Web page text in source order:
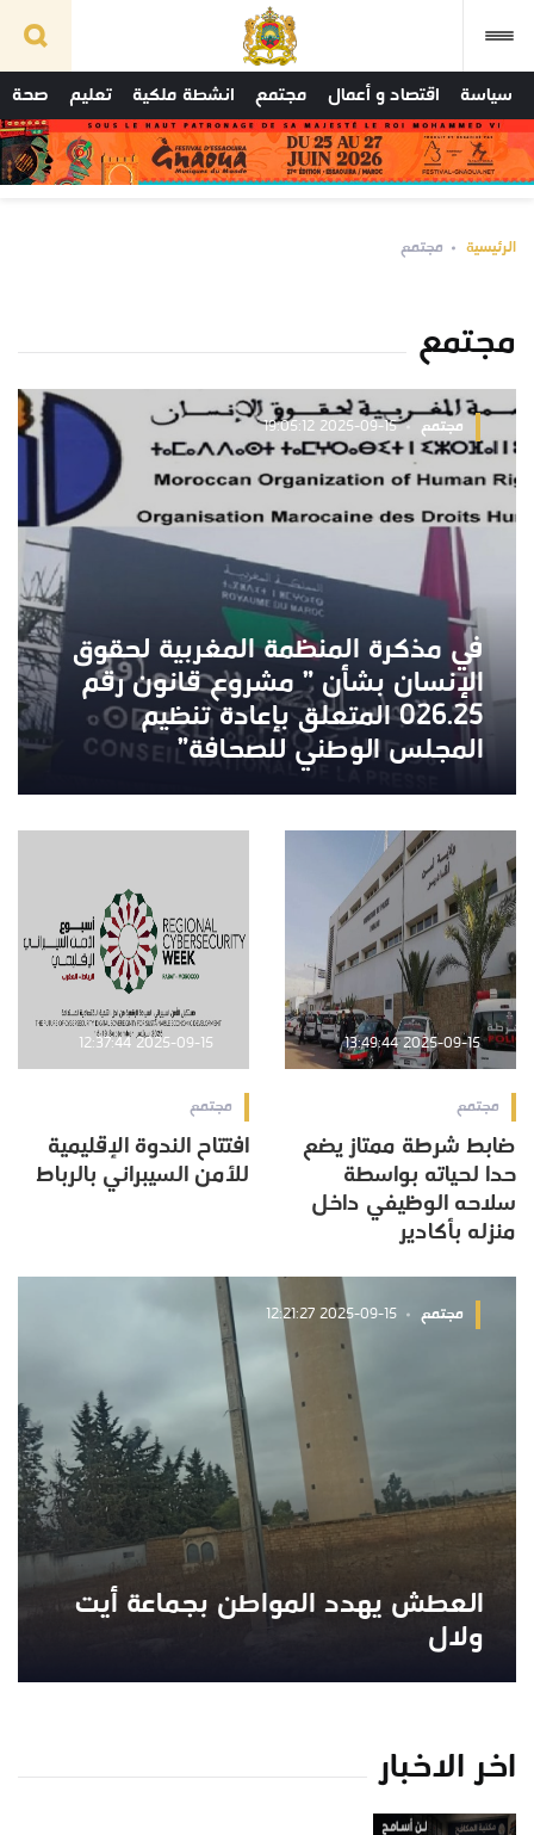
سياسة اقتصاد و أعمال مجتمع انشطة ملكية تعليم صحة
الرئيسية مجتمع
مجتمع
مجتمع 2025-09-15 19:05:12
في مذكرة المنظمة المغربية لحقوق
الإنسان بشأن ” مشروع قانون رقم
026.25 المتعلق بإعادة تنظيم
المجلس الوطني للصحافة”
2025-09-15 13:49:44
مجتمع
ضابط شرطة ممتاز يضع
حدا لحياته بواسطة
سلاحه الوظيفي داخل
منزله بأكادير
2025-09-15 12:37:44
مجتمع
افتتاح الندوة الإقليمية
للأمن السيبراني بالرباط
مجتمع 2025-09-15 12:21:27
العطش يهدد المواطن بجماعة أيت
ولال
اخر الاخبار